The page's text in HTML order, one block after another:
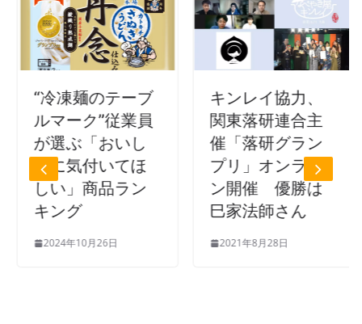
“冷凍麺のテーブ
ルマーク”従業員
が選ぶ「おいし
さに気付いてほ
しい」商品ラン
キング
2024年10月26日
キンレイ協力、
関東落研連合主
催「落研グラン
プリ」オンライ
ン開催 優勝は
巳家法師さん
2021年8月28日